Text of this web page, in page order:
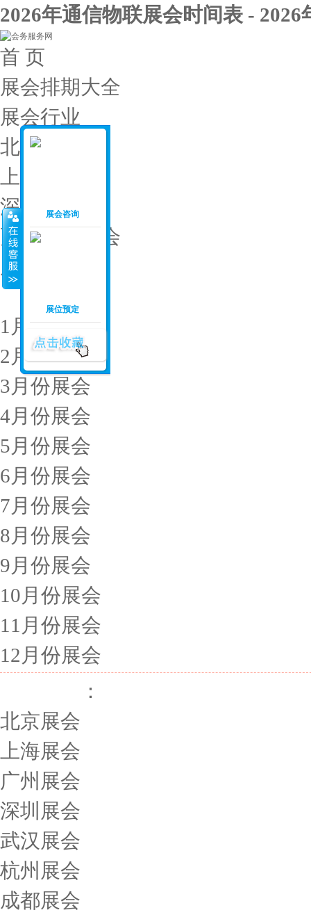
2026年通信物联展会时间表 -
首 页
展会排期大全
展会行业
北京展会
上海展会
深圳展会
更多城市展会
展会投稿
展会月份
1月份展会
2月份展会
3月份展会
4月份展会
5月份展会
6月份展会
7月份展会
8月份展会
9月份展会
10月份展会
11月份展会
12月份展会
：
北京展会
上海展会
广州展会
深圳展会
武汉展会
杭州展会
成都展会
展会咨询
展位预定